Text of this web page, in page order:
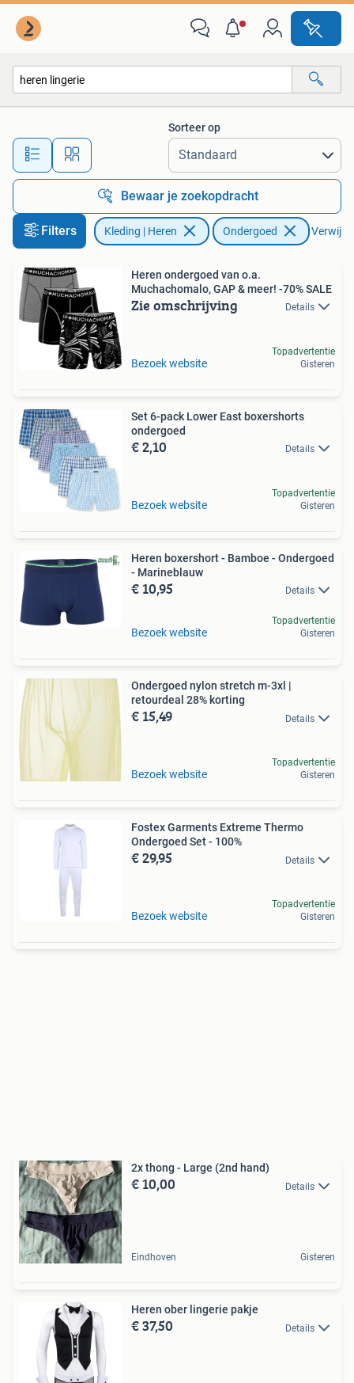
Alle afstanden…
Sorteer op
Bewaar je zoekopdracht
Filters Kleding | Heren Ondergoed
Heren ondergoed van o.a.
Muchachomalo, GAP & meer! -70% SALE
Zie omschrijving Details
Bezoek website
Topadvertentie
Gisteren
Set 6-pack Lower East boxershorts
ondergoed
€ 2,10 Details
Bezoek website
Topadvertentie
Gisteren
Heren boxershort - Bamboe - Ondergoed
- Marineblauw
€ 10,95 Details
Bezoek website
Topadvertentie
Gisteren
Ondergoed nylon stretch m-3xl |
retourdeal 28% korting
€ 15,49 Details
Bezoek website
Topadvertentie
Gisteren
Fostex Garments Extreme Thermo
Ondergoed Set - 100%
€ 29,95 Details
Bezoek website
Topadvertentie
Gisteren
2x thong - Large (2nd hand)
€ 10,00 Details
Eindhoven Gisteren
Heren ober lingerie pakje
€ 37,50 Details